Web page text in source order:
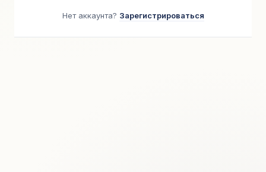
Нет аккаунта? Зарегистрироваться